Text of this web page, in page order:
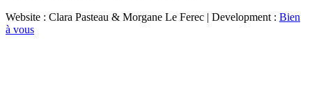
Website : Clara Pasteau & Morgane Le Ferec | Development : Bien
à vous